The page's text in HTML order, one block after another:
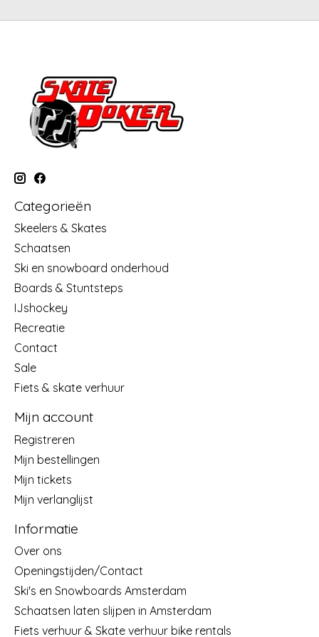
Categorieën
Skeelers & Skates
Schaatsen
Ski en snowboard onderhoud
Boards & Stuntsteps
IJshockey
Recreatie
Contact
Sale
Fiets & skate verhuur
Mijn account
Registreren
Mijn bestellingen
Mijn tickets
Mijn verlanglijst
Informatie
Over ons
Openingstijden/Contact
Ski's en Snowboards Amsterdam
Schaatsen laten slijpen in Amsterdam
Fiets verhuur & Skate verhuur bike rentals